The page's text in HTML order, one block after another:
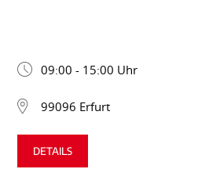
09:00 - 15:00 Uhr
99096 Erfurt
DETAILS